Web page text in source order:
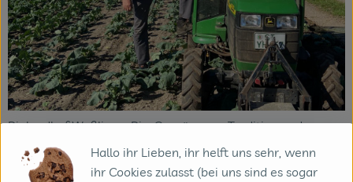
Biolandhof Weßling – Bio-Gemüse aus Tradition und
Leidenschaft
Hallo ihr Lieben, ihr helft uns sehr, wenn
ihr Cookies zulasst (bei uns sind es sogar